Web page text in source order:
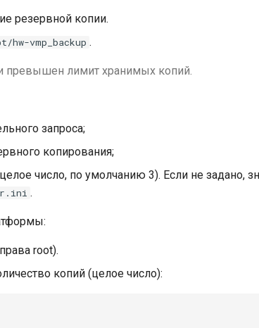
резервной копии.
hw-vmp_backup .
превышен лимит хранимых копий.
запроса;
копирования;
число, по умолчанию 3). Если не задано,
.
root).
копий (целое число):